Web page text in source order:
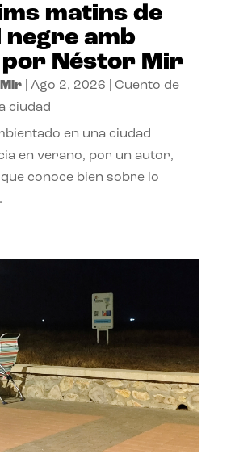
matins de
negre amb
por Néstor Mir
| Ago 2, 2026
Cuento de
ciudad
en una ciudad
en verano, por un autor,
conoce bien sobre lo